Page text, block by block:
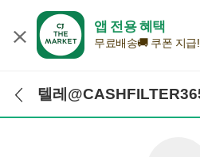
앱 전용 혜택
무료배송🚚 쿠폰 지급!
검색어 입력